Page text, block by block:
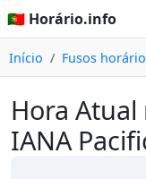
🇵🇹 Horário.info
Início Fusos
Hora
IANA